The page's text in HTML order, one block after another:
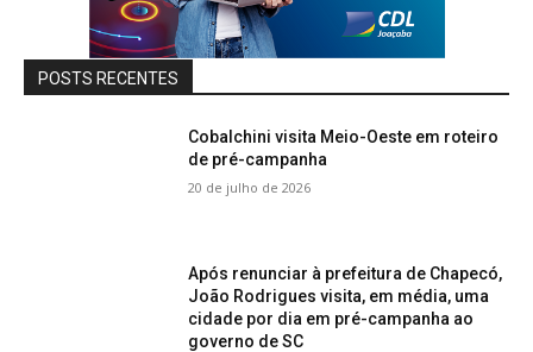
POSTS RECENTES
Cobalchini visita Meio-Oeste em roteiro
de pré-campanha
20 de julho de 2026
Após renunciar à prefeitura de Chapecó,
João Rodrigues visita, em média, uma
cidade por dia em pré-campanha ao
governo de SC